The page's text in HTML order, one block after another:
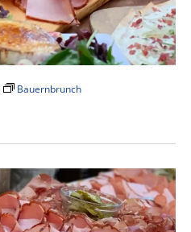
Bauernbrunch